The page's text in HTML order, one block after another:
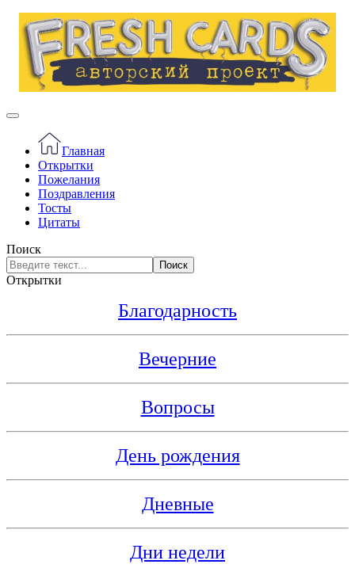
Главная
Открытки
Пожелания
Поздравления
Тосты
Цитаты
Поиск
Поиск
Открытки
Благодарность
Вечерние
Вопросы
День рождения
Дневные
Дни недели